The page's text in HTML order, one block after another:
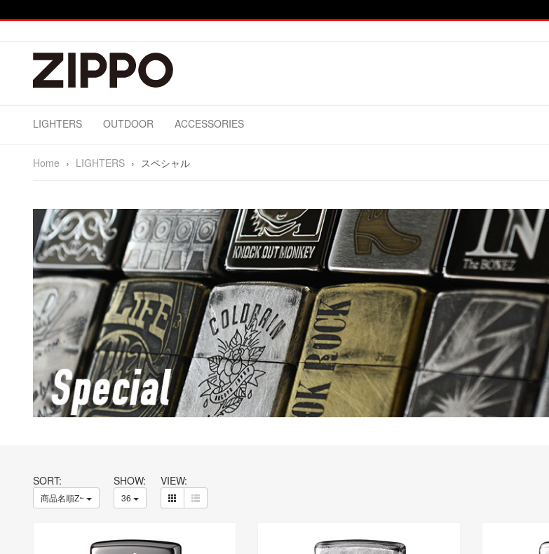
LIGHTERS OUTDOOR ACCESSORIES
Home › LIGHTERS › スペシャル
SORT:
商品名順Z~
SHOW:
36
VIEW: